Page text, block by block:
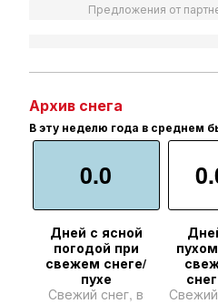
Предложения от
Архив снега
В эту неделю года в среднем
0.0
Дней с ясной
погодой при
свежем снеге/
пухе
Свежий снег, в